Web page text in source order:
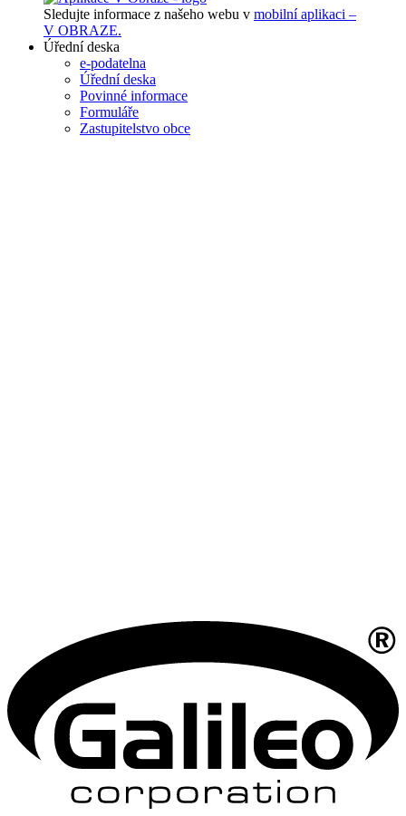
Sledujte informace z našeho webu v mobilní aplikaci –
V OBRAZE.
Úřední deska
e-podatelna
Úřední deska
Povinné informace
Formuláře
Zastupitelstvo obce